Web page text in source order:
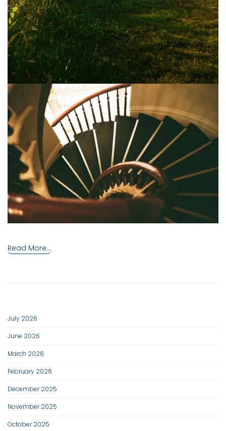
Read More...
July 2026
June 2026
March 2026
February 2026
December 2025
November 2025
October 2025